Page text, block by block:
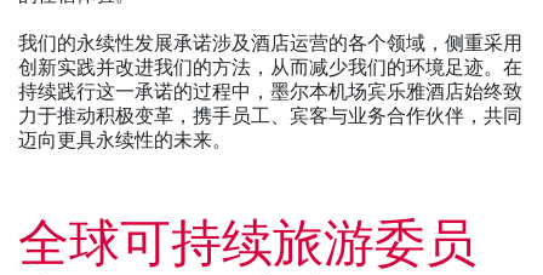
我们的永续性发展承诺涉及酒店运营的各个领域，侧重采用
创新实践并改进我们的方法，从而减少我们的环境足迹。在
持续践行这一承诺的过程中，墨尔本机场宾乐雅酒店始终致
力于推动积极变革，携手员工、宾客与业务合作伙伴，共同
迈向更具永续性的未来。
全球可持续旅游委员